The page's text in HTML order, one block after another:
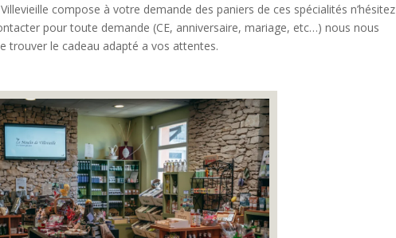
compose à votre demande des paniers de ces spécialités n’hésitez
pour toute demande (CE, anniversaire, mariage, etc…) nous nous
trouver le cadeau adapté a vos attentes.